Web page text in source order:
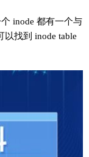
inode 都有一个与
找到 inode table